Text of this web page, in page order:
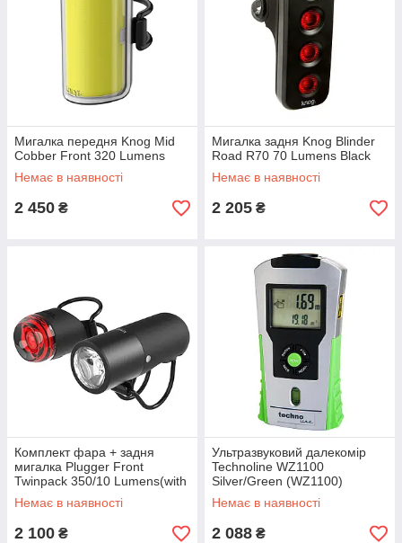
Мигалка передня Knog Mid
Cobber Front 320 Lumens
Немає в наявності
2 450 ₴
Мигалка задня Knog Blinder
Road R70 70 Lumens Black
Немає в наявності
2 205 ₴
Комплект фара + задня
мигалка Plugger Front
Twinpack 350/10 Lumens(with
Plug Rear)
Немає в наявності
2 100 ₴
Ультразвуковий далекомір
Technoline WZ1100
Silver/Green (WZ1100)
Немає в наявності
2 088 ₴